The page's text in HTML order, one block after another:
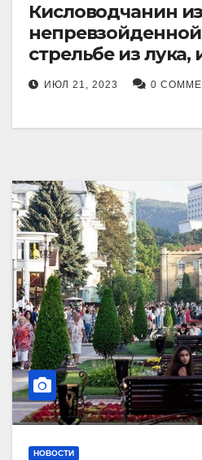
Кисловодчанин
стрельбе из лука,
прославили его в
Ставропольском
ИЮЛ 21, 2023 0
НОВОСТИ